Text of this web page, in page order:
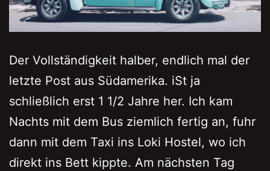
Der Vollständigkeit halber, endlich mal der
letzte Post aus Südamerika. iSt ja
schließlich erst 1 1/2 Jahre her. Ich kam
Nachts mit dem Bus ziemlich fertig an, fuhr
dann mit dem Taxi ins Loki Hostel, wo ich
direkt ins Bett kippte. Am nächsten Tag